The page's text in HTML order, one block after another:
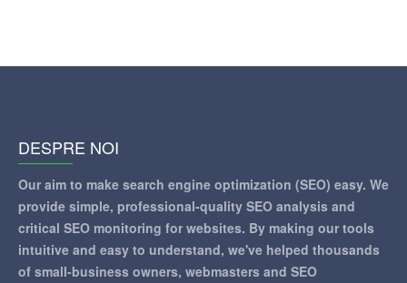
DESPRE NOI
Our aim to make search engine optimization (SEO) easy. We
provide simple, professional-quality SEO analysis and
critical SEO monitoring for websites. By making our tools
intuitive and easy to understand, we've helped thousands
of small-business owners, webmasters and SEO